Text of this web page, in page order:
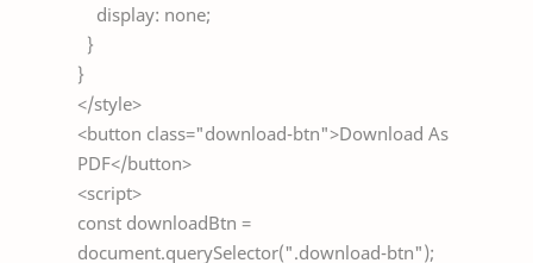
display: none;
}
}
</style>
<button class="download-btn">Download As
PDF</button>
<script>
const downloadBtn =
document.querySelector(".download-btn");